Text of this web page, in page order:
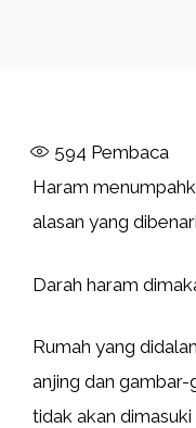
594 Pembaca
Haram
alasan yang
Darah haram
Rumah yang
anjing dan
tidak akan dimasuki